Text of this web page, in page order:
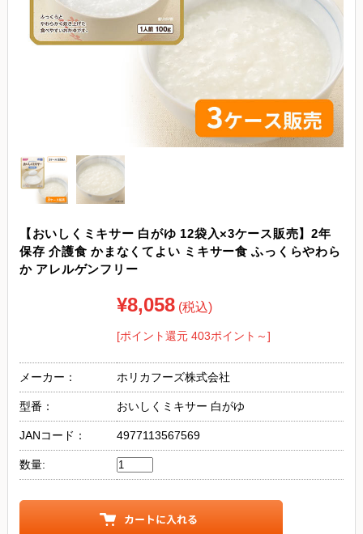
【おいしくミキサー 白がゆ 12袋入×3ケース販売】2年
保存 介護食 かまなくてよい ミキサー食 ふっくらやわら
か アレルゲンフリー
¥8,058 (税込)
[ポイント還元 403ポイント～]
メーカー： ホリカフーズ株式会社
型番： おいしくミキサー 白がゆ
JANコード： 4977113567569
数量: